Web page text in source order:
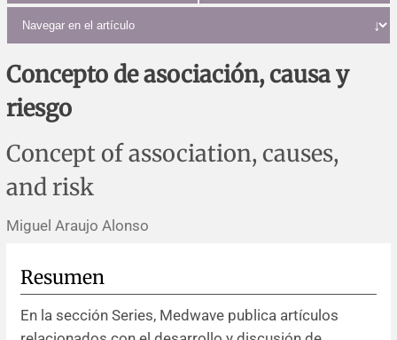
Cartas a los editores
Errata y notas de reserva
Impressum
Estudios cualitativos
Revisiones sistemáticas
Evaluaciones económicas
Análisis
Revisiones clínicas
Notas metodológicas
Comunicaciones breves
Notas históricas y reseñas
Ensayos
Notas técnicas
Práctica clínica
Descripción
Política de cobros
Políticas editoriales
Instrucciones para autores
Concepto de asociación, causa y
riesgo
Concept of association, causes,
and risk
Miguel Araujo Alonso
Resumen
En la sección Series, Medwave publica artículos